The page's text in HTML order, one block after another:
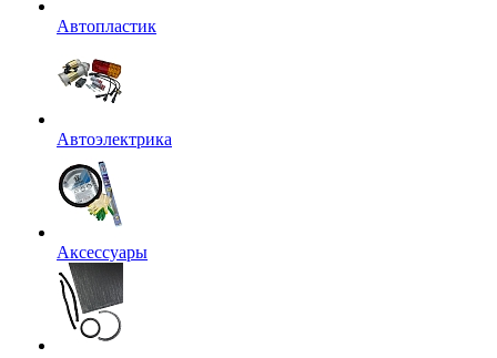
Автопластик
Автоэлектрика
Аксессуары